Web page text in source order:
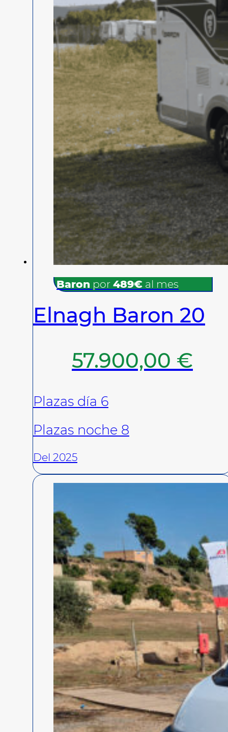
Baron por 489€ al mes
Elnagh Baron 20
57.900,00 €
Plazas día 6
Plazas noche 8
Del 2025